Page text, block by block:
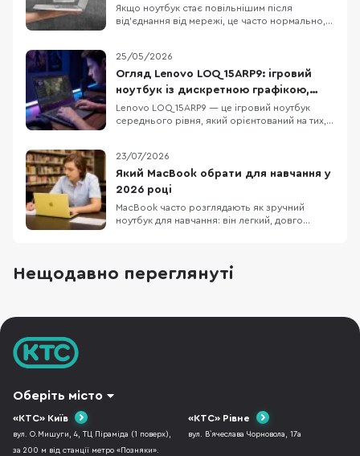
Якщо ноутбук стає повільнішим після
від’єднання від мережі, це часто нормально, а
від мережі й від батареї, а виробники
ноутбуків нерідко додають власні профілі, які
спеціально зменшують енергоспоживання
25/05/2026
Огляд Lenovo LOQ 15ARP9: ігровий
ноутбук із дискретною графікою,
DDR5 та екраном 144 Гц
Lenovo LOQ 15ARP9 — це ігровий ноутбук
середнього рівня, який орієнтований на тих,
намагається бути надтонкою або
ультрапортативною — вона пропонує
конкретне поєднання компонентів: процесор
AMD Ryzen 5 7235HS, диск
23/07/2026
Який MacBook обрати для навчання у
2026 році
MacBook часто розглядають як зручний
ноутбук для навчання: він легкий, довго
потрібні програми і чи вистачить його
ресурсів на кілька років. Для презентацій,
Нещодавно переглянуті
Оберіть місто
«КТС» Київ
вул. О.Мишуги, 4, ТЦ Піраміда (1 поверх),
за 200 м від станції метро «Позняки».
«КТС» Рівне
вул. В`ячеслава Чорновола, 17а